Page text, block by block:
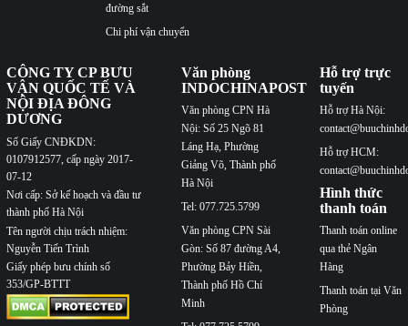
đường sắt
Chi phí vận chuyển
CÔNG TY CP BƯU
VẬN QUỐC TẾ VÀ
NỘI ĐỊA ĐÔNG
DƯƠNG
Số Giấy CNĐKDN:
0107912577, cấp ngày 2017-
07-12
Nơi cấp: Sở kế hoạch và đầu tư
thành phố Hà Nội
Tên người chịu trách nhiệm:
Nguyễn Tiến Trình
Giấy phép bưu chính số
353/GP-BTTT
Văn phòng
INDOCHINAPOST
Văn phòng CPN Hà
Nội: Số 25 Ngõ 81
Láng Hạ, Phường
Giảng Võ, Thành phố
Hà Nội
Tel: 077.725.5799
Văn phòng CPN Sài
Gòn: Số 87 đường A4,
Phường Bảy Hiền,
Thành phố Hồ Chí
Minh
Hỗ trợ trực
tuyến
Hỗ trợ Hà Nội:
Hỗ trợ HCM:
Hình thức
thanh toán
Thanh toán online
qua thẻ Ngân
Hàng
Thanh toán tại Văn
Phòng